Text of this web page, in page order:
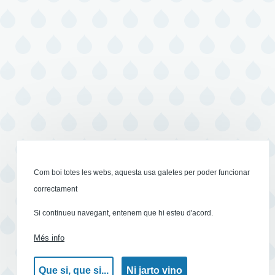
Com boi totes les webs, aquesta usa galetes per poder funcionar
correctament
Si continueu navegant, entenem que hi esteu d'acord.
Més info
Que si, que si... Ni jarto vino